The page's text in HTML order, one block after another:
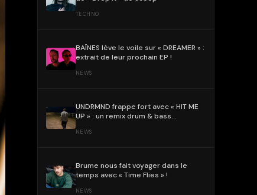
TECHNO
BAÏNES lève le voile sur « DREAMER » :
extrait de leur prochain EP !
NEWS
UNDRMND frappe fort avec « HIT ME
UP » : un remix drum & bass
NEWS
Brume nous fait voyager dans le
temps avec « Time Flies » !
NEWS